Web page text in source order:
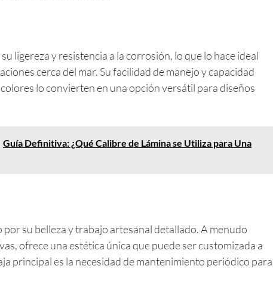
ligereza y resistencia a la corrosión, lo que lo hace ideal
cerca del mar. Su facilidad de manejo y capacidad
lo convierten en una opción versátil para diseños
Guía Definitiva: ¿Qué Calibre de Lámina se Utiliza para Una
por su belleza y trabajo artesanal detallado. A menudo
ofrece una estética única que puede ser customizada a
principal es la necesidad de mantenimiento periódico para